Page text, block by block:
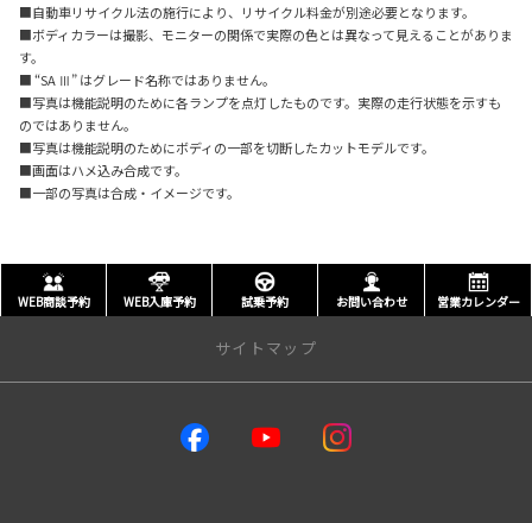
■自動車リサイクル法の施行により、リサイクル料金が別途必要となります。
■ボディカラーは撮影、モニターの関係で実際の色とは異なって見えることがありま
す。
■ “SA Ⅲ” はグレード名称ではありません。
■写真は機能説明のために各ランプを点灯したものです。実際の走行状態を示すも
のではありません。
■写真は機能説明のためにボディの一部を切断したカットモデルです。
■画面はハメ込み合成です。
■一部の写真は合成・イメージです。
WEB商談予約 WEB入庫予約 試乗予約 お問い合わせ 営業カレンダー
サイトマップ